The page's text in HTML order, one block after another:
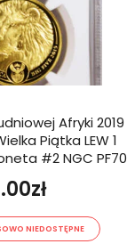
Afryki 2019
Piątka LEW 1
#2 NGC PF70
zł
NIEDOSTĘPNE